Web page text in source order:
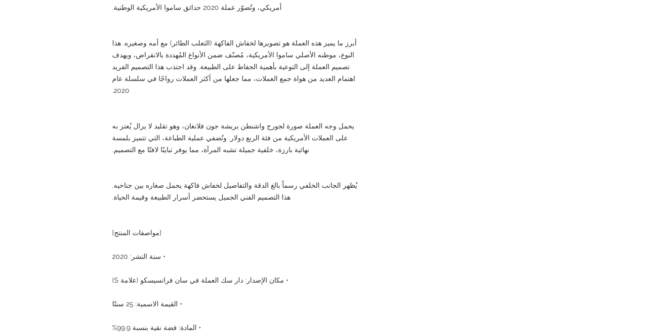
أمريكي، وتُصوّر عملة 2020 حدائق ساموا الأمريكية الوطنية.
أبرز ما يميز هذه العملة هو تصويرها لخفاش الفاكهة (الثعلب الطائر) مع أمه وصغيره. هذا
النوع، موطنه الأصلي ساموا الأمريكية، مُصنّف ضمن الأنواع المُهددة بالانقراض، ويهدف
تصميم العملة إلى التوعية بأهمية الحفاظ على الطبيعة. وقد اجتذب هذا التصميم الفريد
اهتمام العديد من هواة جمع العملات، مما جعلها من أكثر العملات رواجًا في سلسلة عام
2020.
يحمل وجه العملة صورة لجورج واشنطن بريشة جون فلانغان، وهو تقليد لا يزال يُعتز به
على العملات الأمريكية من فئة الربع دولار. وتُضفي عملية الطباعة، التي تتميز بلمسة
نهائية بارزة، خلفية جميلة تشبه المرآة، مما يوفر تباينًا لافتًا مع التصميم.
يُظهر الجانب الخلفي رسماً بالغ الدقة والتفاصيل لخفاش فاكهة يحمل صغاره بين جناحيه.
هذا التصميم الفني الجميل يستحضر أسرار الطبيعة وقيمة الحياة.
[مواصفات المنتج]
• سنة النشر: 2020
• مكان الإصدار: دار سك العملة في سان فرانسيسكو (علامة S)
• القيمة الاسمية: 25 سنتًا
• المادة: فضة نقية بنسبة 99.9%